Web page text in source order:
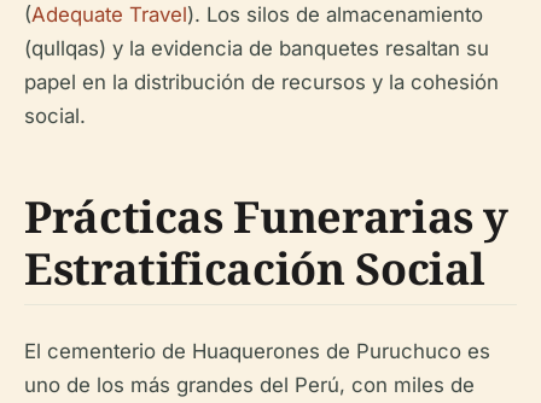
(Adequate Travel). Los silos de almacenamiento
(qullqas) y la evidencia de banquetes resaltan su
papel en la distribución de recursos y la cohesión
social.
Prácticas Funerarias y
Estratificación Social
El cementerio de Huaquerones de Puruchuco es
uno de los más grandes del Perú, con miles de